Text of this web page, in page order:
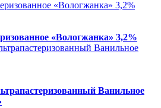
«Вологжанка» 3,2%
Ванильное